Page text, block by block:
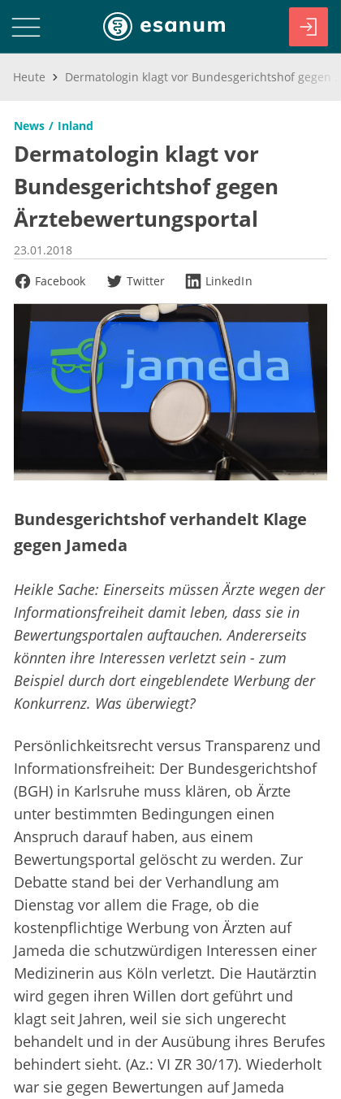
Heute
News Inland
Dermatologin klagt vor
Bundesgerichtshof gegen
Ärztebewertungsportal
23.01.2018
Facebook
Twitter LinkedIn
Bundesgerichtshof verhandelt Klage
gegen Jameda
Heikle Sache: Einerseits müssen Ärzte wegen der
Informationsfreiheit damit leben, dass sie in
Bewertungsportalen auftauchen. Andererseits
könnten ihre Interessen verletzt sein - zum
Beispiel durch dort eingeblendete Werbung der
Konkurrenz. Was überwiegt?
Persönlichkeitsrecht versus Transparenz und
Informationsfreiheit: Der Bundesgerichtshof
(BGH) in Karlsruhe muss klären, ob Ärzte
unter bestimmten Bedingungen einen
Anspruch darauf haben, aus einem
Bewertungsportal gelöscht zu werden. Zur
Debatte stand bei der Verhandlung am
Dienstag vor allem die Frage, ob die
kostenpflichtige Werbung von Ärzten auf
Jameda die schutzwürdigen Interessen einer
Medizinerin aus Köln verletzt. Die Hautärztin
wird gegen ihren Willen dort geführt und
klagt seit Jahren, weil sie sich ungerecht
behandelt und in der Ausübung ihres Berufes
behindert sieht. (Az.: VI ZR 30/17). Wiederholt
war sie gegen Bewertungen auf Jameda